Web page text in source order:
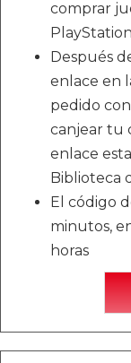
comprar
Después
enlace en
pedido
canjear tu
enlace
Biblioteca
El código
minutos,
horas